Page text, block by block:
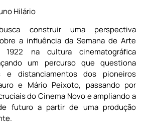
Hilário
construir uma perspectiva
a influência da Semana de Arte
1922 na cultura cinematográfica
um percurso que questiona
e distanciamentos dos pioneiros
e Mário Peixoto, passando por
do Cinema Novo e ampliando a
futuro a partir de uma produção